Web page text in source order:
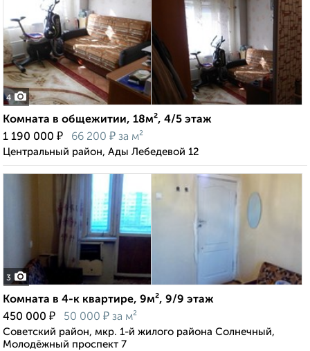
4
Комната в общежитии, 18м², 4/5 этаж
1 190 000 ₽ 66 200 ₽ за м²
Центральный район, Ады Лебедевой 12
3
Комната в 4-к квартире, 9м², 9/9 этаж
450 000 ₽ 50 000 ₽ за м²
Советский район, мкр. 1-й жилого района Солнечный,
Молодёжный проспект 7